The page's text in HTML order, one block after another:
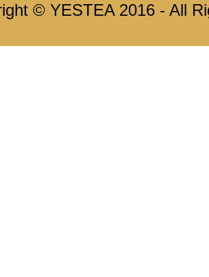
© YESTEA 2016 - All